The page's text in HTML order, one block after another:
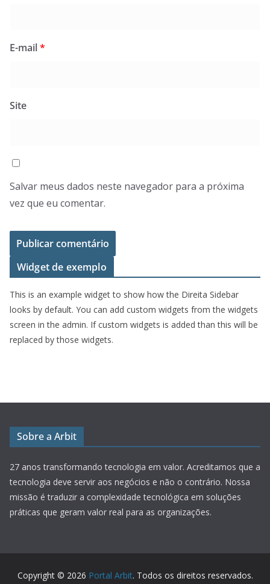
E-mail*
Site
Salvar meus dados neste navegador para a próxima
vez que eu comentar.
Widget de exemplo
This is an example widget to show how the Direita Sidebar
looks by default. You can add custom widgets from the widgets
screen in the admin. If custom widgets is added than this will be
replaced by those widgets.
Sobre a Arbit
27 anos transformando tecnologia em valor. Acreditamos que a
tecnologia deve servir aos negócios e não o contrário. Nossa
missão é traduzir a complexidade tecnológica em soluções
práticas que geram valor real para as organizações.
Copyright © 2026 Portal Arbit. Todos os direitos reservados.